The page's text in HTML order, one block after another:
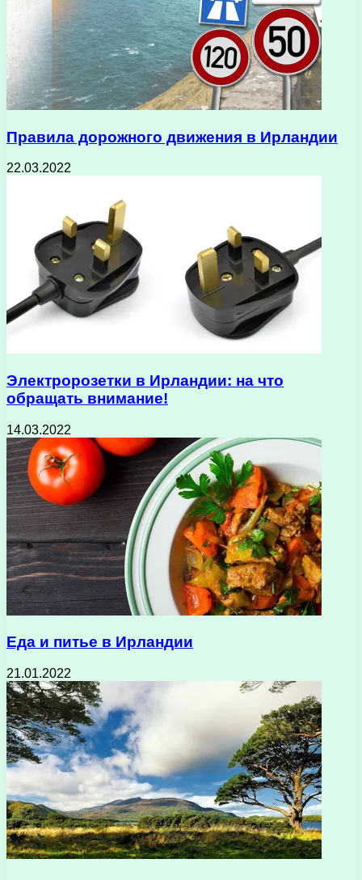
Правила дорожного движения в Ирландии
22.03.2022
Электророзетки в Ирландии: на что
обращать внимание!
14.03.2022
Еда и питье в Ирландии
21.01.2022